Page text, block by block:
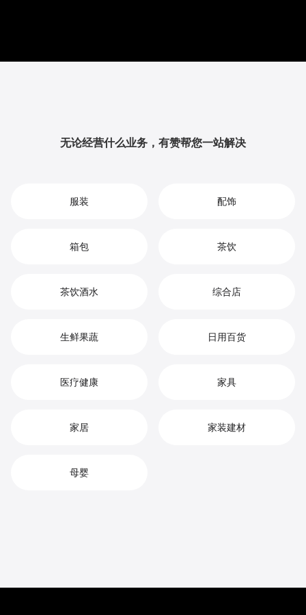
无论经营什么业务，有赞帮您一站解决
服装 配饰
箱包 茶饮
茶饮酒水 综合店
生鲜果蔬 日用百货
医疗健康 家具
家居 家装建材
母婴